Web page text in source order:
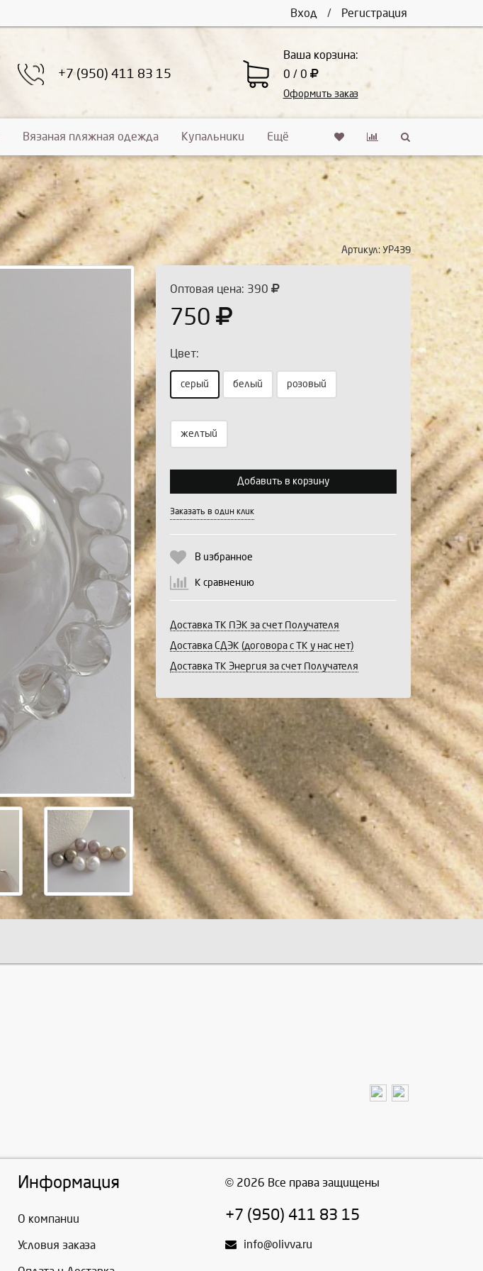
Вход / Регистрация
+7 (950) 411 83 15
Ваша корзина:
0 / 0
Оформить заказ
Вязаная пляжная одежда Купальники Ещё
Артикул: УР439
Оптовая цена: 390
750
Цвет:
серый белый розовый
желтый
Продолжить
Добавить в корзину
Заказать в один клик
В избранное
К сравнению
Доставка ТК ПЭК за счет Получателя
Доставка СДЭК (договора с ТК у нас нет)
Доставка ТК Энергия за счет Получателя
Информация
О компании
Условия заказа
© 2026 Все права защищены
+7 (950) 411 83 15
info@olivva.ru